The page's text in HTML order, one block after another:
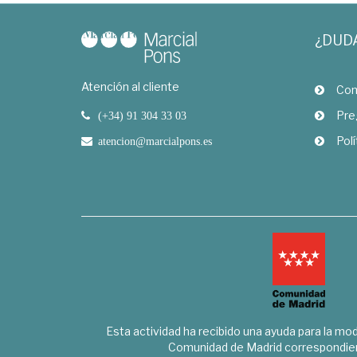
Atención al cliente
(+34) 91 304 33 03
atencion@marcialpons.es
Esta actividad ha recibido una ayuda para la
Comunidad de Madrid